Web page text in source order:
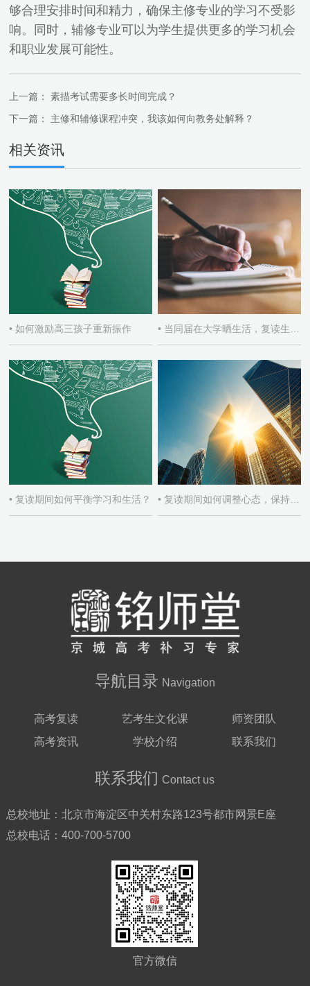
够合理安排时间和精力，确保主修专业的学习不受影
响。同时，辅修专业可以为学生提供更多的学习机会
和职业发展可能性。
上一篇：
素描考试需要多长时间完成？
下一篇：
主修和辅修课程冲突，我该如何向教务处解释？
相关资讯
• 如何激励高三孩子重新振作 • 当同届在大学晒生活，复读生如何自处
• 复读期间如何平衡学习和生活？ • 复读期间如何调整心态，保持积极学习态度？
导航目录 Navigation
高考复读 艺考生文化课
师资团队
高考资讯
学校介绍 联系我们
联系我们 Contact us
总校地址： 北京市海淀区中关村东路123号都市网景E座
总校电话： 400-700-5700
官方微信